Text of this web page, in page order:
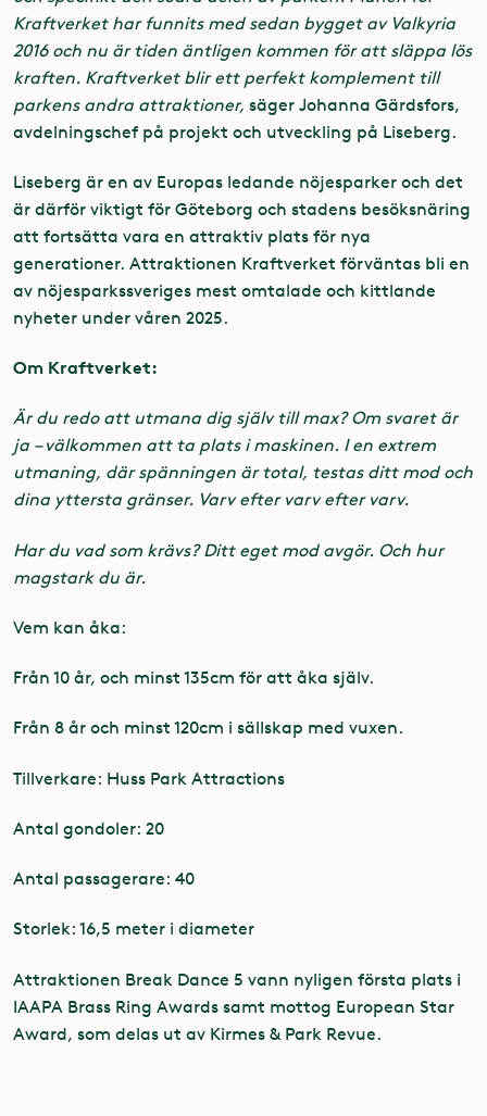
Kraftverket har funnits med sedan bygget av Valkyria
2016 och nu är tiden äntligen kommen för att släppa lös
kraften. Kraftverket blir ett perfekt komplement till
parkens andra attraktioner, säger Johanna Gärdsfors,
avdelningschef på projekt och utveckling på Liseberg.
Liseberg är en av Europas ledande nöjesparker och det
är därför viktigt för Göteborg och stadens besöksnäring
att fortsätta vara en attraktiv plats för nya
generationer. Attraktionen Kraftverket förväntas bli en
av nöjesparkssveriges mest omtalade och kittlande
nyheter under våren 2025.
Om Kraftverket:
Är du redo att utmana dig själv till max? Om svaret är
ja – välkommen att ta plats i maskinen. I en extrem
utmaning, där spänningen är total, testas ditt mod och
dina yttersta gränser. Varv efter varv efter varv.
Har du vad som krävs? Ditt eget mod avgör. Och hur
magstark du är.
Vem kan åka:
Från 10 år, och minst 135cm för att åka själv.
Från 8 år och minst 120cm i sällskap med vuxen.
Tillverkare: Huss Park Attractions
Antal gondoler: 20
Antal passagerare: 40
Storlek: 16,5 meter i diameter
Attraktionen Break Dance 5 vann nyligen första plats i
IAAPA Brass Ring Awards samt mottog European Star
Award, som delas ut av Kirmes & Park Revue.